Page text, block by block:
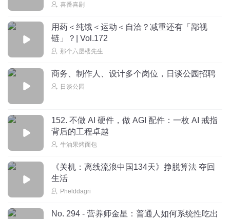
喜番喜剧
用药＜纯饿＜运动＜自洽？减重还有「鄙视
链」？| Vol.172
那个六层楼先生
商务、制作人、设计多个岗位，日谈公园招聘
日谈公园
152. 不做 AI 硬件，做 AGI 配件：一枚 AI 戒指
背后的工程卓越
牛油果烤面包
《关机：离线流浪中国134天》挣脱算法 夺回
生活
Phelddagri
No. 294 - 营养师金星：普通人如何系统性吃出